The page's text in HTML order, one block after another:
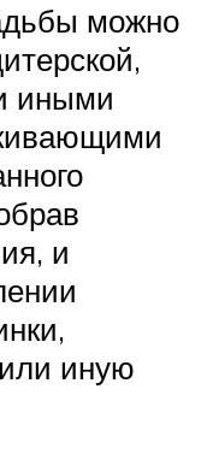
можно
иными
и
иную